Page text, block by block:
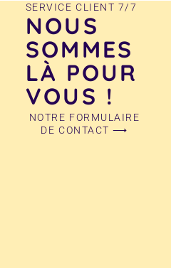
SERVICE CLIENT 7/7
NOUS
SOMMES
LÀ POUR
VOUS !
NOTRE FORMULAIRE
DE CONTACT ⟶